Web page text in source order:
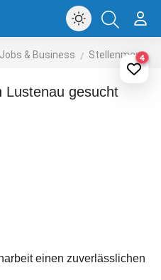
Jobs & Business Stellenmarkt4
Lustenau gesucht
einen zuverlässlichen